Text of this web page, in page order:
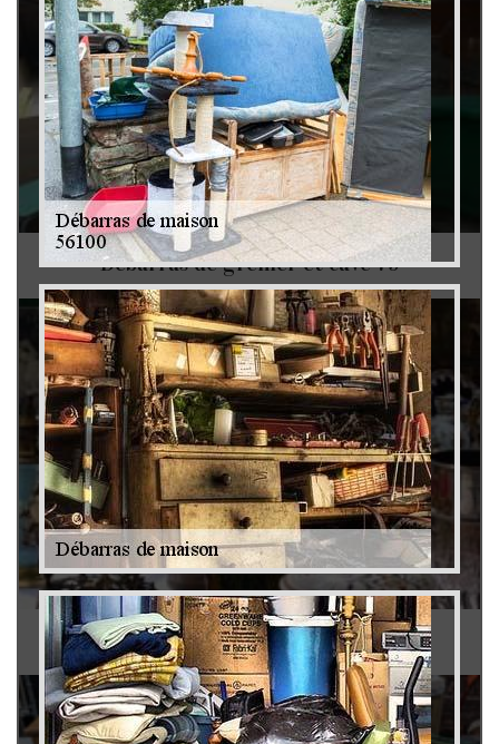
Débarras de grenier et cave 79
Antiquaire 79